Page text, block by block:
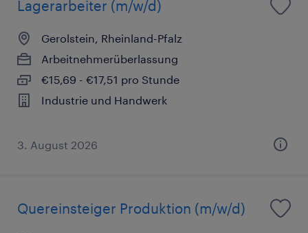
Lagerarbeiter (m/w/d)
Gerolstein, Rheinland-Pfalz
Arbeitnehmerüberlassung
€15,69 - €17,51 pro Stunde
Industrie und Handwerk
3. August 2026
Quereinsteiger Produktion (m/w/d)